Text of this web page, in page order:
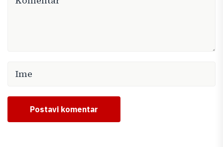
Postavi komentar